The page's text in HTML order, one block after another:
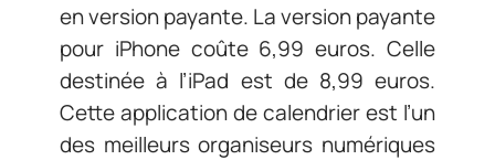
en version payante. La version payante
pour iPhone coûte 6,99 euros. Celle
destinée à l’iPad est de 8,99 euros.
Cette application de calendrier est l’un
des meilleurs organiseurs numériques